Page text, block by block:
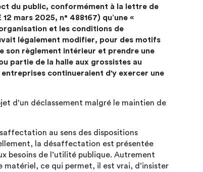
du public, conformément à la lettre de
mars 2025, n° 488167) qu’une «
et les conditions de
légalement modifier, pour des motifs
son règlement intérieur et prendre une
partie de la halle aux grossistes au
continueraient d'y exercer une
d’un déclassement malgré le maintien de
au sens des dispositions
la désaffectation est présentée
besoins de l’utilité publique. Autrement
ce qui permet, il est vrai, d’insister